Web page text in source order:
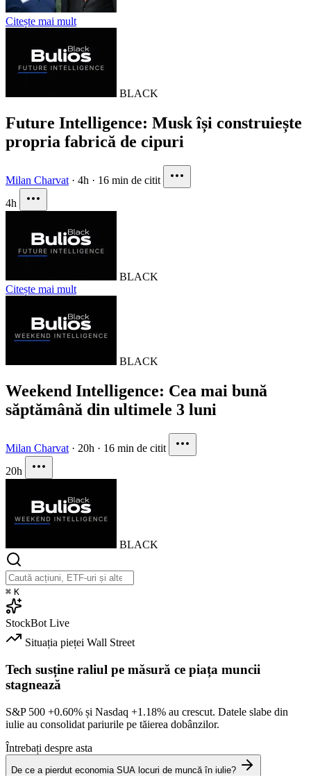
Citește mai mult
BLACK
Future Intelligence: Musk își construiește
propria fabrică de cipuri
Milan Charvat · 4h · 16 min de citit
4h
BLACK
Citește mai mult
BLACK
Weekend Intelligence: Cea mai bună
săptămână din ultimele 3 luni
Milan Charvat · 20h · 16 min de citit
20h
BLACK
⌘ K
StockBot Live
Situația pieței Wall Street
Tech susține raliul pe măsură ce piața muncii
stagnează
S&P 500 +0.60% și Nasdaq +1.18% au crescut. Datele slabe din
iulie au consolidat pariurile pe tăierea dobânzilor.
Întrebați despre asta
De ce a pierdut economia SUA locuri de muncă în iulie?